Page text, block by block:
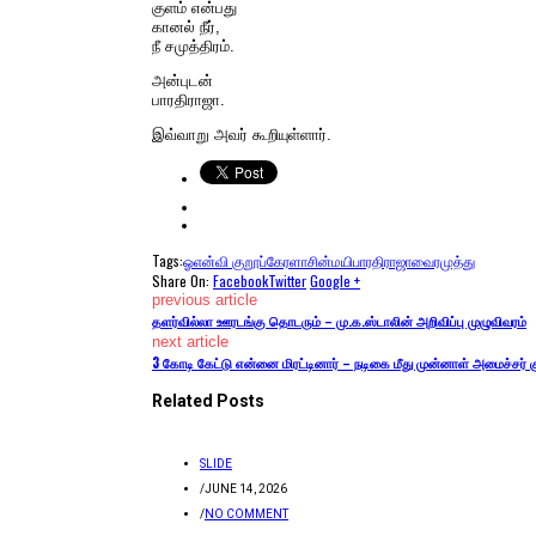
குளம் என்பது
கானல் நீர்,
நீ சமுத்திரம்.
அன்புடன்
பாரதிராஜா.
இவ்வாறு அவர் கூறியுள்ளார்.
Tags:ஓஎன்வி குறூப்கேரளாசின்மயிபாரதிராஜாவைரமுத்து
Share On: FacebookTwitterGoogle +
previous article
தளர்வில்லா ஊரடங்கு தொடரும் – மு.க.ஸ்டாலின் அறிவிப்பு முழுவிவரம்
next article
3 கோடி கேட்டு என்னை மிரட்டினார் – நடிகை மீது முன்னாள் அமைச்சர்
Related Posts
SLIDE
/JUNE 14, 2026
/NO COMMENT